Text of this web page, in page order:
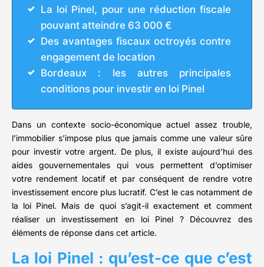
La loi Pinel, pour une réduction fiscale
pouvant atteindre 63 000 €
Des avantages fiscaux octroyés contre
engagement de location
Bordeaux : les autres principales
conditions pour investir en loi Pinel
Dans un contexte socio-économique actuel assez trouble,
l’immobilier s’impose plus que jamais comme une valeur sûre
pour investir votre argent. De plus, il existe aujourd’hui des
aides gouvernementales qui vous permettent d’optimiser
votre rendement locatif et par conséquent de rendre votre
investissement encore plus lucratif. C’est le cas notamment de
la loi Pinel. Mais de quoi s’agit-il exactement et comment
réaliser un investissement en loi Pinel ? Découvrez des
éléments de réponse dans cet article.
La loi Pinel : qu’est-ce que c’est